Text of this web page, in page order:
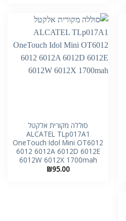
סוללה מקורית אלקטל
ALCATEL TLp017A1
OneTouch Idol Mini OT6012
6012 6012A 6012D 6012E
6012W 6012X 1700mah
₪95.00